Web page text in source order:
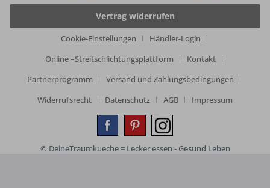
Vertrag widerrufen
Cookie-Einstellungen
Händler-Login
Online –Streitschlichtungsplattform
Kontakt
Partnerprogramm
Versand und Zahlungsbedingungen
Widerrufsrecht
Datenschutz AGB Impressum
© DeineTraumkueche = Lecker essen - Gesund Leben